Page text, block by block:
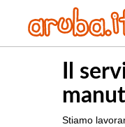
Il
Stiamo